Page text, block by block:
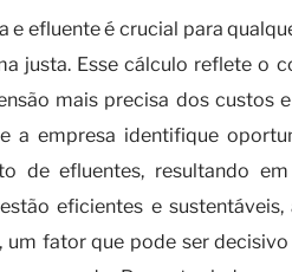
e efluente é crucial para
justa. Esse cálculo reflete o
mais precisa dos custos
a empresa identifique
de efluentes, resultando em
eficientes e sustentáveis,
fator que pode ser